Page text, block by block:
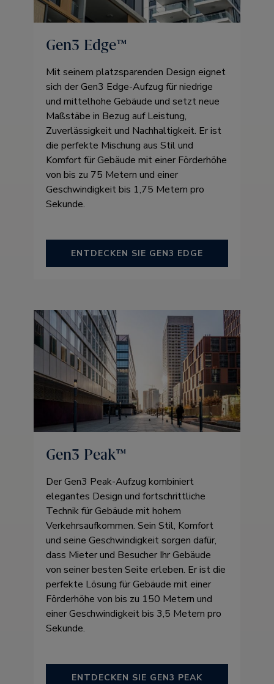
Gen3 Edge™
Mit seinem platzsparenden Design eignet
sich der Gen3 Edge-Aufzug für niedrige
und mittelhohe Gebäude und setzt neue
Maßstäbe in Bezug auf Leistung,
Zuverlässigkeit und Nachhaltigkeit. Er ist
die perfekte Mischung aus Stil und
Komfort für Gebäude mit einer Förderhöhe
von bis zu 75 Metern und einer
Geschwindigkeit bis 1,75 Metern pro
Sekunde.
ENTDECKEN SIE GEN3 EDGE
Gen3 Peak™
Der Gen3 Peak-Aufzug kombiniert
elegantes Design und fortschrittliche
Technik für Gebäude mit hohem
Verkehrsaufkommen. Sein Stil, Komfort
und seine Geschwindigkeit sorgen dafür,
dass Mieter und Besucher Ihr Gebäude
von seiner besten Seite erleben. Er ist die
perfekte Lösung für Gebäude mit einer
Förderhöhe von bis zu 150 Metern und
einer Geschwindigkeit bis 3,5 Metern pro
Sekunde.
ENTDECKEN SIE GEN3 PEAK